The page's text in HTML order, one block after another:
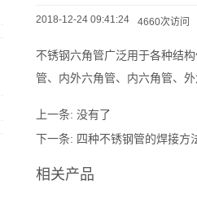
2018-12-24 09:41:24 4660次访问
不锈钢六角管广泛用于各种结
管、内外六角管、内六角管、
上一条: 没有了
下一条: 四种不锈钢管的焊接方
相关产品